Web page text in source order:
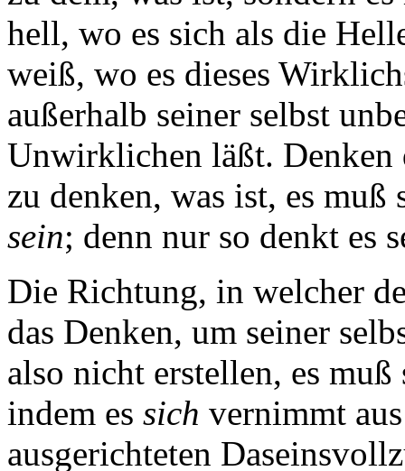
hell, wo es sich als die
weiß, wo es dieses
außerhalb seiner selbst
Unwirklichen läßt. Denken
zu denken, was ist, es muß
sein; denn nur so denkt es
Die Richtung, in welcher
das Denken, um seiner
also nicht erstellen, es
indem es sich vernimmt
ausgerichteten